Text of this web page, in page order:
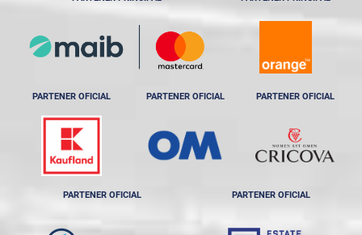
PARTENER OFICIAL PARTENER OFICIAL PARTENER OFICIAL
PARTENER OFICIAL PARTENER OFICIAL